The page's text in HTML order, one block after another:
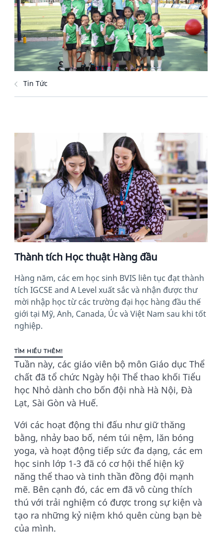
Tin Tức
Thành tích Học thuật Hàng đầu
Hàng năm, các em học sinh BVIS liên tục đạt thành
tích IGCSE and A Level xuất sắc và nhận được thư
mời nhập học từ các trường đại học hàng đầu thế
giới tại Mỹ, Anh, Canada, Úc và Việt Nam sau khi tốt
nghiệp.
TÌM HIỂU THÊM!
Tuần này, các giáo viên bộ môn Giáo dục Thể
chất đã tổ chức Ngày hội Thể thao khối Tiểu
học Nhỏ dành cho bốn đội nhà Hà Nội, Đà
Lạt, Sài Gòn và Huế.
Với các hoạt động thi đấu như giữ thăng
bằng, nhảy bao bố, ném túi nệm, lăn bóng
yoga, và hoạt động tiếp sức đa dạng, các em
học sinh lớp 1-3 đã có cơ hội thể hiện kỹ
năng thể thao và tinh thần đồng đội mạnh
mẽ. Bên cạnh đó, các em đã vô cùng thích
thú với trải nghiệm có được trong sự kiện và
tạo ra những kỷ niệm khó quên cùng bạn bè
của mình.